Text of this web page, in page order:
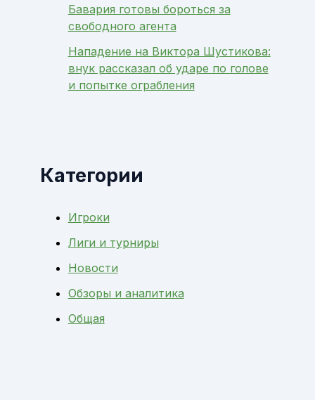
Бавария готовы бороться за
свободного агента
Нападение на Виктора Шустикова:
внук рассказал об ударе по голове
и попытке ограбления
Категории
Игроки
Лиги и турниры
Новости
Обзоры и аналитика
Общая